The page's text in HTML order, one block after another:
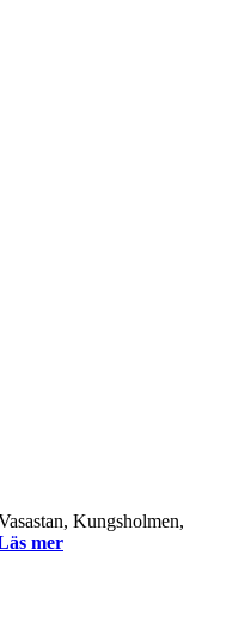
Kungsholmen,
mer